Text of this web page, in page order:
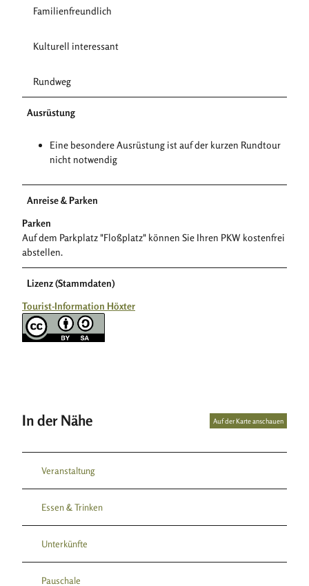
Familienfreundlich
Kulturell interessant
Rundweg
Ausrüstung
Eine besondere Ausrüstung ist auf der kurzen Rundtour
nicht notwendig
Anreise & Parken
Parken
Auf dem Parkplatz "Floßplatz" können Sie Ihren PKW kostenfrei
abstellen.
Lizenz (Stammdaten)
Tourist-Information Höxter
In der Nähe Auf der Karte anschauen
Veranstaltung
Essen & Trinken
Unterkünfte
Pauschale